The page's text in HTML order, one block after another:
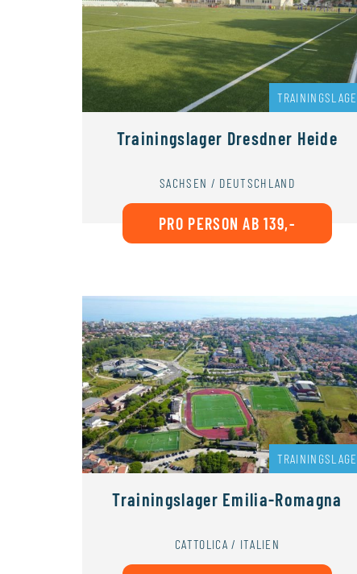
Trainingslager Dresdner Heide
SACHSEN / DEUTSCHLAND
PRO PERSON AB 139,-
Trainingslager Emilia-Romagna
CATTOLICA / ITALIEN